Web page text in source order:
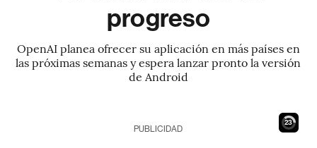
progreso
OpenAI planea ofrecer su aplicación en más países en
las próximas semanas y espera lanzar pronto la versión
de Android
22
PUBLICIDAD